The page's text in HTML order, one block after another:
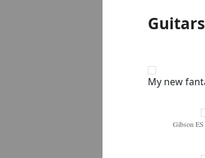
Guitars
My new
Gibson